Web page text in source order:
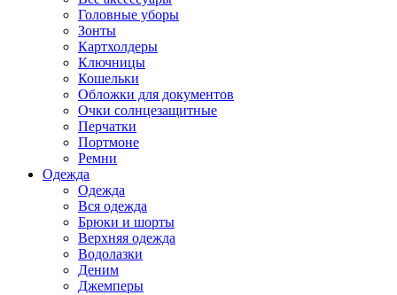
Головные уборы
Зонты
Картхолдеры
Ключницы
Кошельки
Обложки для документов
Очки солнцезащитные
Перчатки
Портмоне
Ремни
Одежда
Одежда
Вся одежда
Брюки и шорты
Верхняя одежда
Водолазки
Деним
Джемперы